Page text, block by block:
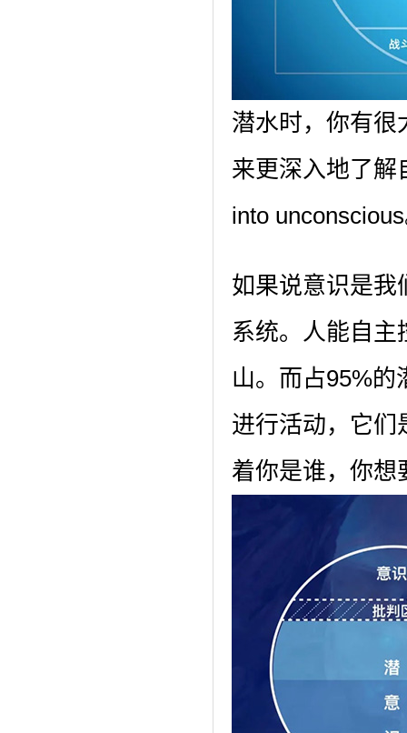
潜水时，你有很
来更深入地了解
into
如果说意识是我
系统。人能自主
山。而占95%的
进行活动，它们
着你是谁，你想